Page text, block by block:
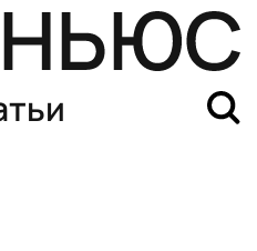
России автомобили.